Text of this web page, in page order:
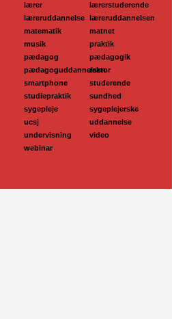
lærer
lærerstuderende
læreruddannelse læreruddannelsen
matematik
matnet
musik
praktik
pædagog
pædagogik
pædagoguddannelsen
rektor
smartphone
studerende
studiepraktik
sundhed
sygepleje
sygeplejerske
ucsj
uddannelse
undervisning
video
webinar